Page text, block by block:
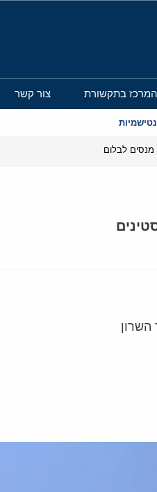
המרכז בתקשורת צור קשר
מנסים לבלום